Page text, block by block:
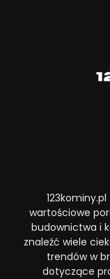
wartościowe
budownictwa i
znaleźć wiele
trendów w
dotyczące